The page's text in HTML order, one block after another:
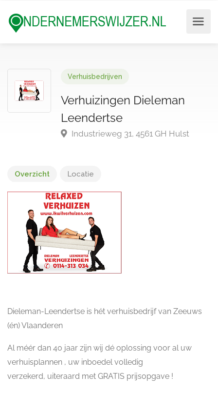
Verhuisbedrijven
Verhuizingen Dieleman
Leendertse
Industrieweg 31, 4561 GH Hulst
Overzicht Locatie
Dieleman-Leendertse is hét verhuisbedrijf van Zeeuws
(én) Vlaanderen
Al méér dan 40 jaar zijn wij dé oplossing voor al uw
verhuisplannen , uw inboedel volledig
verzekerd, uiteraard met GRATIS prijsopgave !